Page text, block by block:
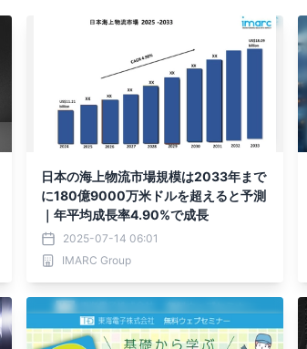
日本の海上物流市場規模は2033年まで
に180億9000万米ドルを超えると予測
｜年平均成長率4.90%で成長
2025-07-14 06:01
IMARC Group